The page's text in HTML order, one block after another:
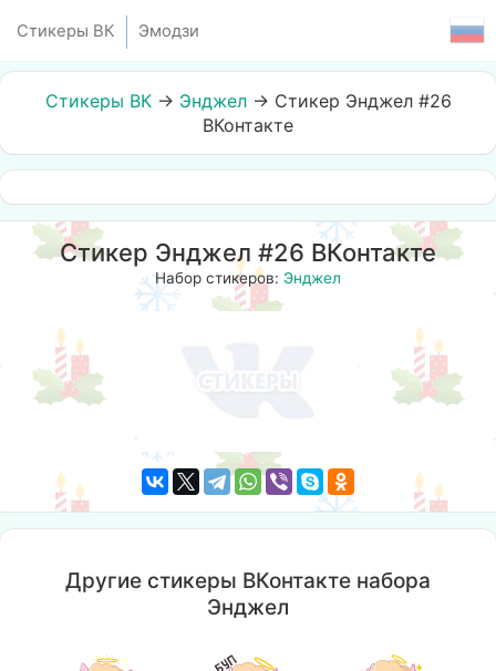
Стикеры ВК Эмодзи
Стикеры ВК→ Энджел→ Стикер Энджел #26
ВКонтакте
Стикер Энджел #26 ВКонтакте
Набор стикеров: Энджел
Другие стикеры ВКонтакте набора
Энджел